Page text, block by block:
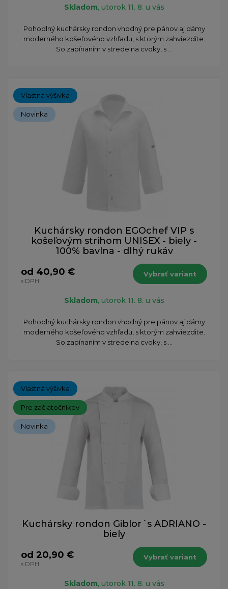
Skladom, utorok 11. 8. u vás
Pohodlný kuchársky rondon vhodný pre pánov aj dámy
moderného košeľového vzhľadu, s ktorým zahviezdite.
So zapínaním v strede na cvoky, s ...
Vlastná výšivka
Novinka
Kuchársky rondon EGOchef VIP s
košeľovým strihom UNISEX - biely -
100% bavlna - dlhý rukáv
od 40,90 €
s DPH
Vybrať variant
Skladom, utorok 11. 8. u vás
Pohodlný kuchársky rondon vhodný pre pánov aj dámy
moderného košeľového vzhľadu, s ktorým zahviezdite.
So zapínaním v strede na cvoky, s ...
Vlastná výšivka
Pre začiatočníkov
Novinka
Kuchársky rondon Giblor´s ADRIANO -
biely
od 20,90 €
s DPH
Vybrať variant
Skladom, utorok 11. 8. u vás